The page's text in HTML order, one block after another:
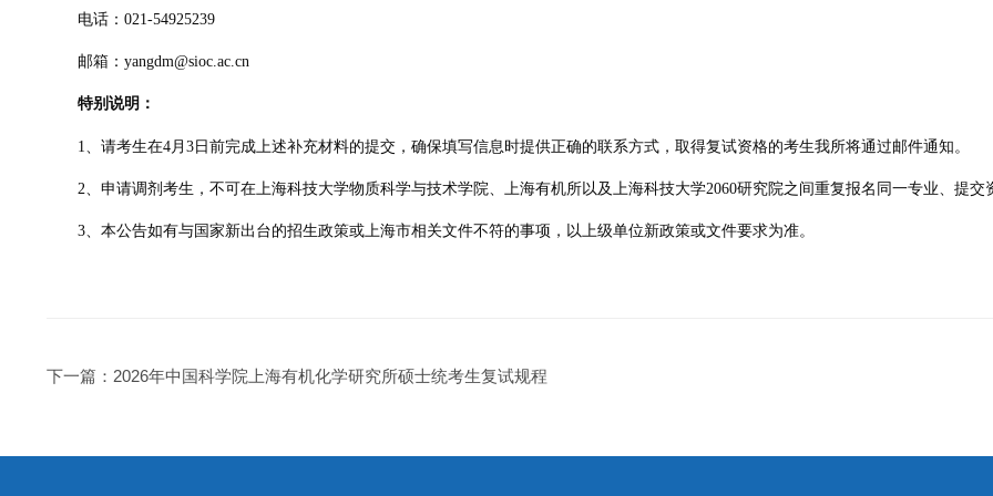
电话：021-54925239
邮箱：yangdm@sioc.ac.cn
特别说明：
1、请考生在4月3日前完成上述补充材料的提交，确保填写信息时提供正确的联系方式，取得复试资格的考生我所将通过邮件通知。
2、申请调剂考生，不可在上海科技大学物质科学与技术学院、上海有机所以及上海科技大学2060研究院之间重复报名同一专业、提交
3、本公告如有与国家新出台的招生政策或上海市相关文件不符的事项，以上级单位新政策或文件要求为准。
下一篇： 2026年中国科学院上海有机化学研究所硕士统考生复试规程